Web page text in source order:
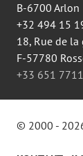
B-6700 Arlon
+32 494 15
18, Rue de la
F-57780
+33 651
© 2000 -